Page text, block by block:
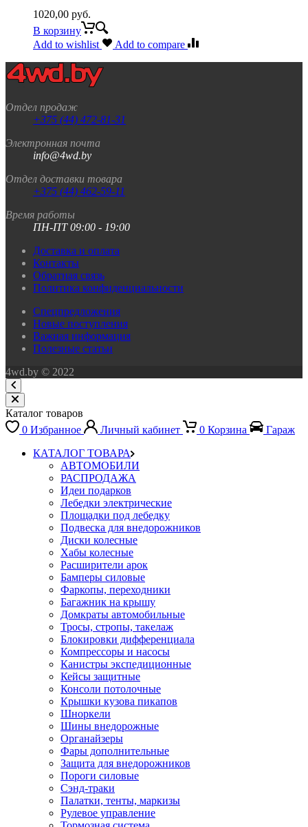
1020,00 руб.
В корзину
Add to wishlist
Add to compare
Отдел продаж
+375 (44) 472-81-31
Электронная почта
info@4wd.by
Отдел доставки товара
+375 (44) 462-59-11
Время работы
ПН-ПТ 09:00 - 19:00
Доставка и оплата
Контакты
Обратная связь
Политика конфиденциальности
Спецпредложения
Новые поступления
Важная информация
Полезные статьи
4wd.by © 2022
Каталог товаров
0 Избранное Личный кабинет 0 Корзина
Гараж
КАТАЛОГ ТОВАРА
АВТОМОБИЛИ
РАСПРОДАЖА
Идеи подарков
Лебедки электрические
Площадки под лебедку
Подвеска для внедорожников
Диски колесные
Хабы колесные
Расширители арок
Бамперы силовые
Фаркопы, переходники
Багажник на крышу
Домкраты автомобильные
Тросы, стропы, такелаж
Блокировки дифференциала
Компрессоры и насосы
Канистры экспедиционные
Кейсы защитные
Консоли потолочные
Крышки кузова пикапов
Шноркели
Шины внедорожные
Органайзеры
Фары дополнительные
Защита для внедорожников
Пороги силовые
Сэнд-траки
Палатки, тенты, маркизы
Рулевое управление